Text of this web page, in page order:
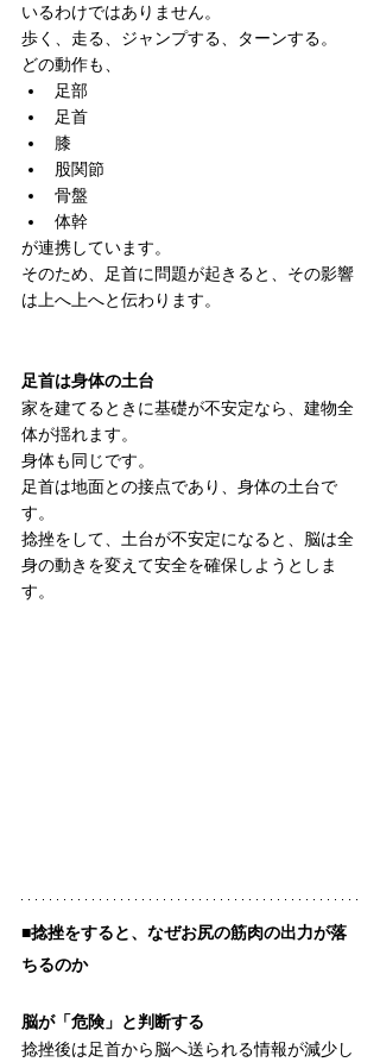
いるわけではありません。
歩く、走る、ジャンプする、ターンする。
どの動作も、
足部
足首
膝
股関節
骨盤
体幹
が連携しています。
そのため、足首に問題が起きると、その影響
は上へ上へと伝わります。
足首は身体の土台
家を建てるときに基礎が不安定なら、建物全
体が揺れます。
身体も同じです。
足首は地面との接点であり、身体の土台で
す。
捻挫をして、土台が不安定になると、脳は全
身の動きを変えて安全を確保しようとしま
す。
■捻挫をすると、なぜお尻の筋肉の出力が落
ちるのか
脳が「危険」と判断する
捻挫後は足首から脳へ送られる情報が減少し